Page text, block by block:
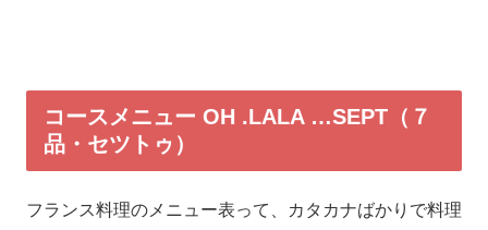
コースメニュー OH .LALA …SEPT（７
品・セツトゥ）
フランス料理のメニュー表って、カタカナばかりで料理